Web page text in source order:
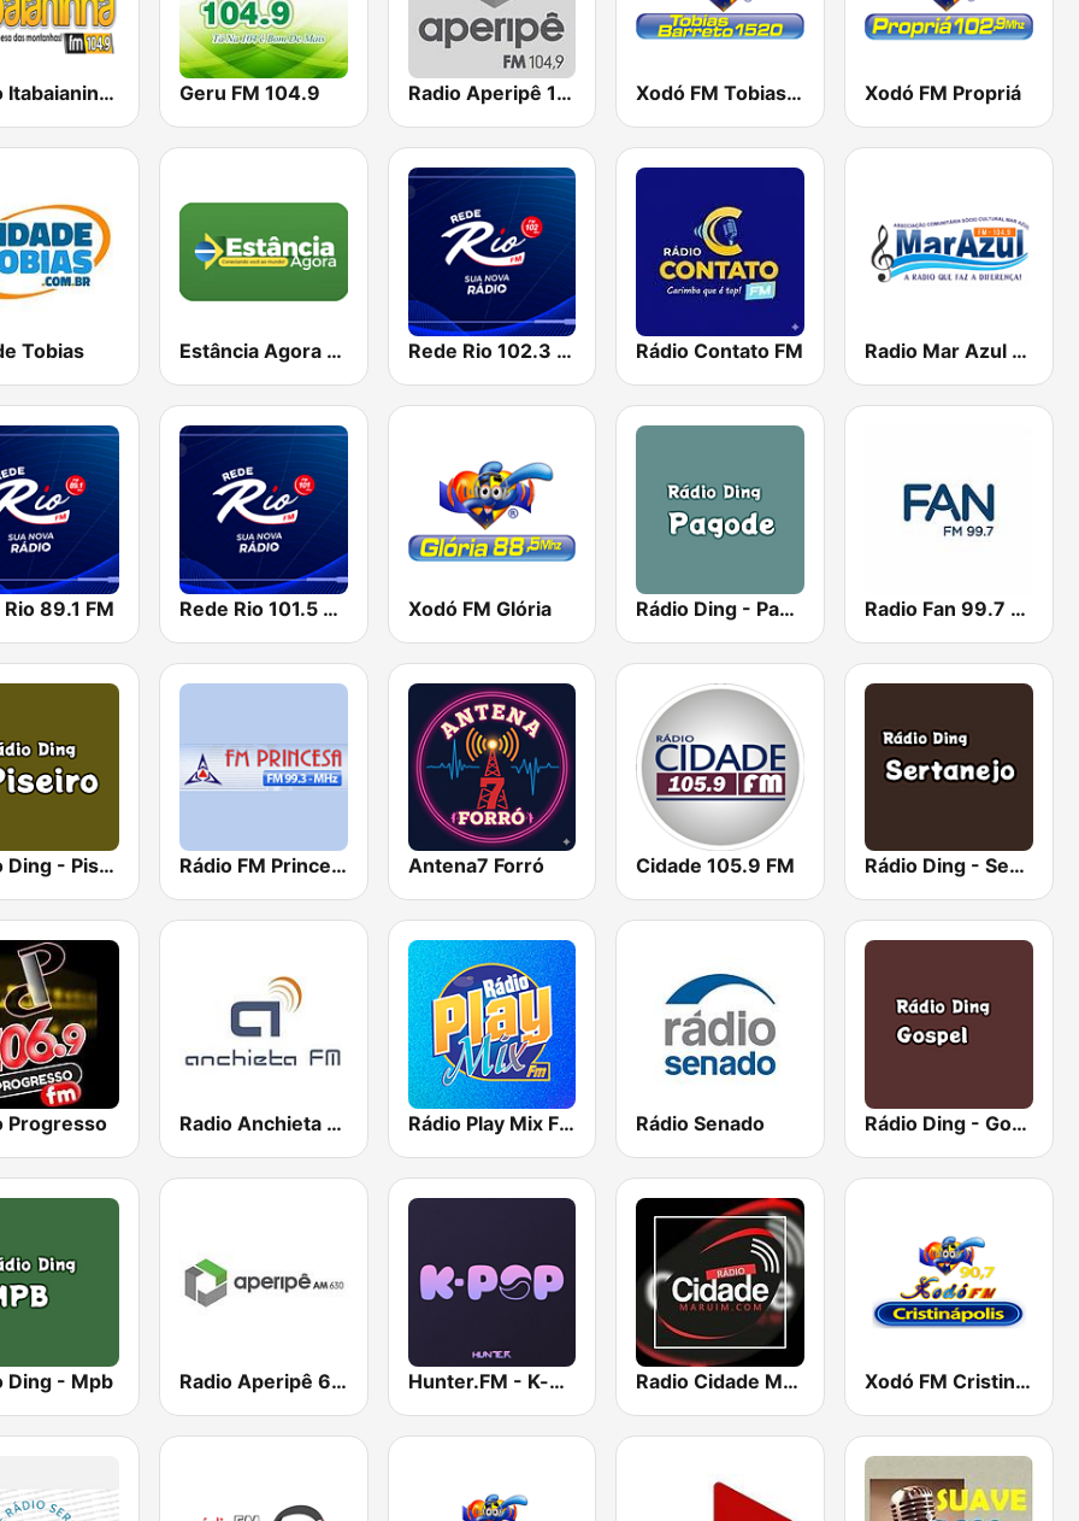
Radio Itabaianinha 104.9 FM Geru FM 104.9 Radio Aperipê 104.9 FM Xodó FM Tobias Barreto Xodó FM Propriá
Tobias Estância Agora Web Rádio Rede Rio 102.3 FM Rádio Contato FM Radio Mar Azul FM
89.1 FM Rede Rio 101.5 FM Xodó FM Glória Rádio Ding - Pagode Radio Fan 99.7 FM
Rádio Ding - Piseiro Rádio FM Princesa 99.3 Antena7 Forró Cidade 105.9 FM Rádio Ding - Sertanejo
Progresso Radio Anchieta FM Rádio Play Mix FM Rádio Senado Rádio Ding - Gospel
Ding - Mpb Radio Aperipê 630 AM Hunter.FM - K-pop Radio Cidade Maruim Xodó FM Cristinápolis